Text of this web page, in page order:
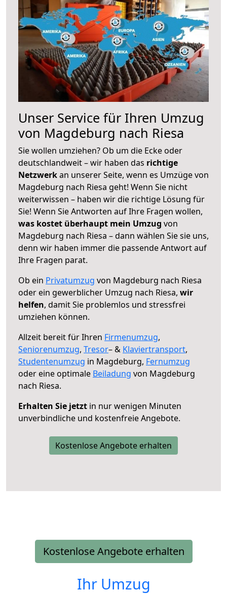
Unser Service für Ihren Umzug
von Magdeburg nach Riesa
Sie wollen umziehen? Ob um die Ecke oder
deutschlandweit – wir haben das richtige
Netzwerkan unserer Seite, wenn es Umzüge von
Magdeburg nach Riesa geht! Wenn Sie nicht
weiterwissen – haben wir die richtige Lösung für
Sie! Wenn Sie Antworten auf Ihre Fragen wollen,
was kostet überhaupt mein Umzug von
Magdeburg nach Riesa – dann wählen Sie sie uns,
denn wir haben immer die passende Antwort auf
Ihre Fragen parat.
Ob ein Privatumzug von Magdeburg nach Riesa
oder ein gewerblicher Umzug nach Riesa, wir
helfen, damit Sie problemlos und stressfrei
umziehen können.
Allzeit bereit für Ihren Firmenumzug,
Seniorenumzug, Tresor– & Klaviertransport,
Studentenumzug in Magdeburg, Fernumzug
oder eine optimale Beiladung von Magdeburg
nach Riesa.
Erhalten Sie jetzt in nur wenigen Minuten
unverbindliche und kostenfreie Angebote.
Kostenlose Angebote erhalten
Kostenlose Angebote erhalten
Ihr Umzug